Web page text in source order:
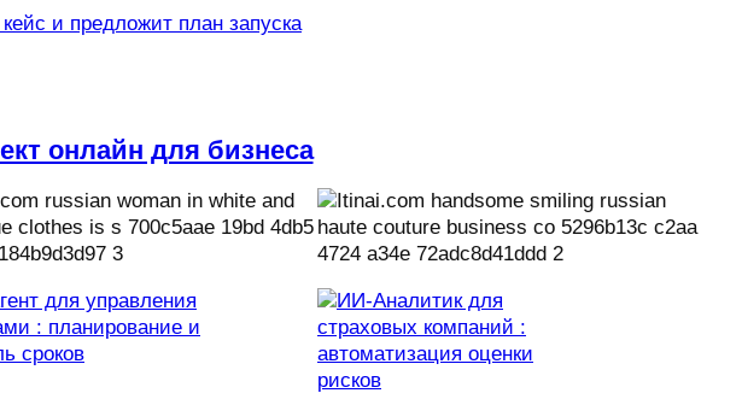
и предложит план запуска
онлайн для бизнеса